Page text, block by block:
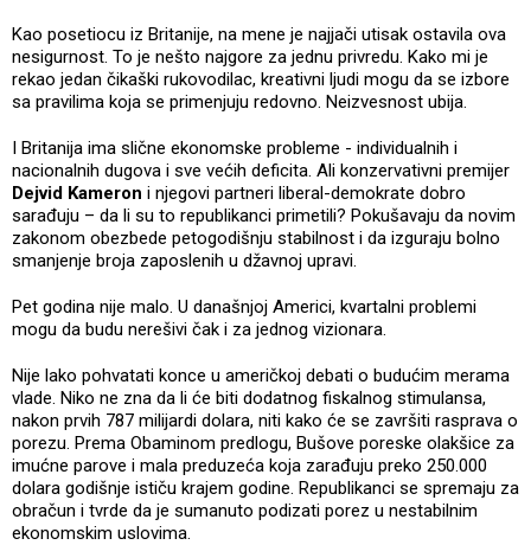
Kao posetiocu iz Britanije, na mene je najjači utisak ostavila ova
nesigurnost. To je nešto najgore za jednu privredu. Kako mi je
rekao jedan čikaški rukovodilac, kreativni ljudi mogu da se izbore
sa pravilima koja se primenjuju redovno. Neizvesnost ubija.
I Britanija ima slične ekonomske probleme - individualnih i
nacionalnih dugova i sve većih deficita. Ali konzervativni premijer
Dejvid Kameron i njegovi partneri liberal-demokrate dobro
sarađuju – da li su to republikanci primetili? Pokušavaju da novim
zakonom obezbede petogodišnju stabilnost i da izguraju bolno
smanjenje broja zaposlenih u džavnoj upravi.
Pet godina nije malo. U današnjoj Americi, kvartalni problemi
mogu da budu nerešivi čak i za jednog vizionara.
Nije lako pohvatati konce u američkoj debati o budućim merama
vlade. Niko ne zna da li će biti dodatnog fiskalnog stimulansa,
nakon prvih 787 milijardi dolara, niti kako će se završiti rasprava o
porezu. Prema Obaminom predlogu, Bušove poreske olakšice za
imućne parove i mala preduzeća koja zarađuju preko 250.000
dolara godišnje ističu krajem godine. Republikanci se spremaju za
obračun i tvrde da je sumanuto podizati porez u nestabilnim
ekonomskim uslovima.